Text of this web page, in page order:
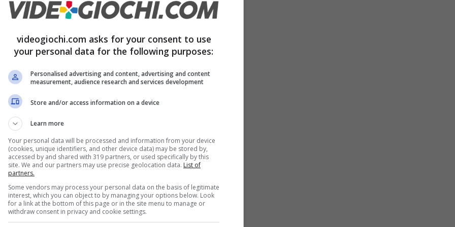
reddit CodeE1985) – videogiochi.com
nella community e ha creato una miscela
videogiochi.com asks for your consent to use
your personal data for the following purposes:
Personalised advertising and content, advertising and content
measurement, audience research and services development
Store and/or access information on a device
Learn more
Your personal data will be processed and information from your device
(cookies, unique identifiers, and other device data) may be stored by,
accessed by and shared with 319 partners, or used specifically by this
site. We and our partners may use precise geolocation data. List of
partners.
Some vendors may process your personal data on the basis of legitimate
interest, which you can object to by managing your options below. Look
for a link at the bottom of this page or in the site menu to manage or
withdraw consent in privacy and cookie settings.